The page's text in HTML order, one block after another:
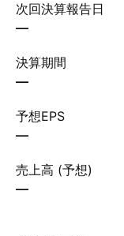
次回決算報告日
—
決算期間
—
予想EPS
—
売上高 (予想)
—